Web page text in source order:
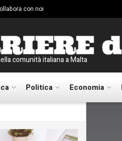
con noi
comunità italiana a Malta
Politica Economia